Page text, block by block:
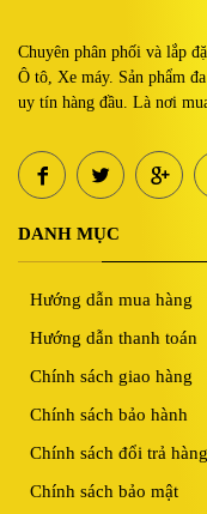
Chuyên phân phối và lắp
Ô tô, Xe máy. Sản phẩm
uy tín hàng đầu. Là nơi
DANH MỤC
Hướng dẫn mua hàng
Hướng dẫn thanh toán
Chính sách giao hàng
Chính sách bảo hành
Chính sách đổi trả hàng
Chính sách bảo mật